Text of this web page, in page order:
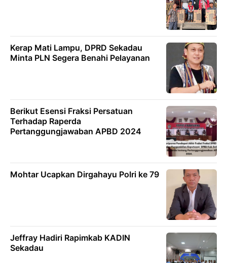
Kerap Mati Lampu, DPRD Sekadau
Minta PLN Segera Benahi Pelayanan
Berikut Esensi Fraksi Persatuan
Terhadap Raperda
Pertanggungjawaban APBD 2024
Mohtar Ucapkan Dirgahayu Polri ke 79
Jeffray Hadiri Rapimkab KADIN
Sekadau